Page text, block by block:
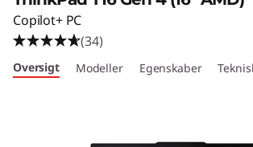
a
d
T
Copilot+ PC
(34)
Oversigt Modeller Egenskaber